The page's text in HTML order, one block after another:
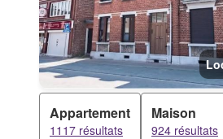
Appartement
1117 résultats
Maison
924 résultats